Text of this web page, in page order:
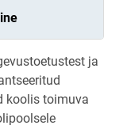
ja
koolis toimuva